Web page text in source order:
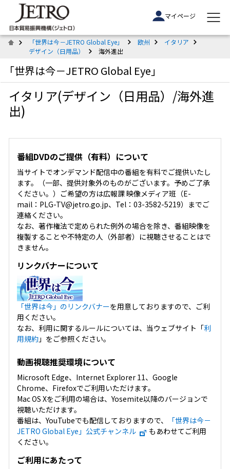
マイページ
「世界は今－JETRO Global Eye」 欧州
イタリア
デザイン（日用品）
海外進出
「世界は今－JETRO Global Eye」
イタリア(デザイン（日用品）/海外進
出)
番組DVDのご提供（有料）について
当サイトでオンデマンド配信中の番組を有料でご提供いたし
ます。（一部、提供対象外のものがございます。予めご了承
ください。）ご希望の方は広報課 映像メディア班（E-
mail：PLG-TV@jetro.go.jp、Tel：03-3582-5219）までご
連絡ください。
なお、著作権法で定められた例外の場合を除き、番組映像を
複製することや不特定の人（外部者）に視聴させることはで
きません。
リンクバナーについて
「世界は今」のリンクバナーを用意しておりますので、ご利
用ください。
なお、利用に関するルールについては、当ウェブサイト「利
用規約」をご参照ください。
動画視聴推奨環境について
Microsoft Edge、Internet Explorer 11、Google
Chrome、Firefoxでご利用いただけます。
Mac OS Xをご利用の場合は、Yosemite以降のバージョンで
視聴いただけます。
番組は、YouTubeでも配信しておりますので、
「世界は今－
JETRO Global Eye」公式チャンネル
もあわせてご利用
ください。
ご利用にあたって